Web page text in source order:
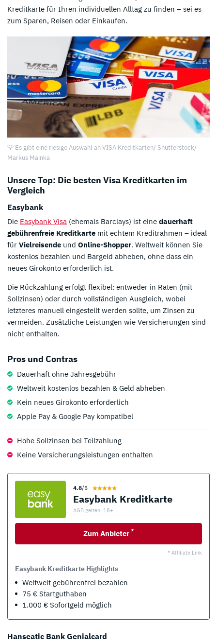
Kreditkarte für Ihren individuellen Alltag zu finden – sei es
zum Sparen, Reisen oder Einkaufen.
💡 Es gibt eine riesige Auswahl an VISA Kreditkarten/ Shutterstock/
Markus Mainka
Unsere Top: Die besten Visa Kreditkarten im
Vergleich
Easybank
Die Easybank Visa (ehemals Barclays) ist eine dauerhaft
gebührenfreie Kreditkarte mit echtem Kreditrahmen – ideal
für Vielreisende und Online-Shopper. Weltweit können Sie
kostenlos bezahlen und Bargeld abheben, ohne dass ein
neues Girokonto erforderlich ist.
Die Rückzahlung erfolgt flexibel: entweder in Raten (mit
Sollzinsen) oder durch vollständigen Ausgleich, wobei
letzteres manuell eingestellt werden sollte, um Zinsen zu
vermeiden. Zusätzliche Leistungen wie Versicherungen sind
nicht enthalten.
Pros und Contras
Dauerhaft ohne Jahresgebühr
Weltweit kostenlos bezahlen & Geld abheben
Kein neues Girokonto erforderlich
Apple Pay & Google Pay kompatibel
Hohe Sollzinsen bei Teilzahlung
Keine Versicherungsleistungen enthalten
4.8/5
Easybank Kreditkarte
AGB gelten, 18+
Zum Anbieter *
* Affiliate Link
Easybank Kreditkarte Highlights
Weltweit gebührenfrei bezahlen
75 € Startguthaben
1.000 € Sofortgeld möglich
Hanseatic Bank Genialcard